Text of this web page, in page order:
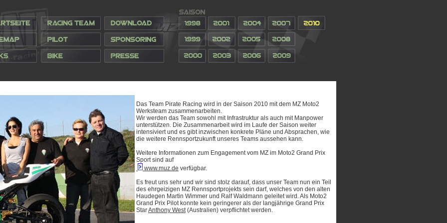
Das Team Pirate Racing wird in der Saison 2010 mit dem MZ Moto2
Werksteam zusammenarbeiten.
Wir werden das Team sowohl mit Infrastruktur als auch mit Manpower
unterstützen. Die Zusammenarbeit wird im Laufe der Saison weiter
intensiviert und es gibt inzwischen konkrete Pläne und Absprachen, wie
die weitere Rennsportzukunft unseres Teams aussehen kann.
Weitere Informationen zum Engagement vom MZ im Moto2 Grand Prix
Sport sind auf
www.muz.de verfügbar.
Es freut uns sehr und wir sind stolz darauf, dass unser Team nun ein Teil
des ehrgeizigen MZ Rennsportprojekts sein darf, welches von den alten
Haudegen Martin Wimmer und Ralf Waldmann geleitet wird. Als Moto2
Grand Prix Pilot konnte kein geringerer als der langjährige Grand Prix
StarAnthony West(Australien) verpflichtet werden.